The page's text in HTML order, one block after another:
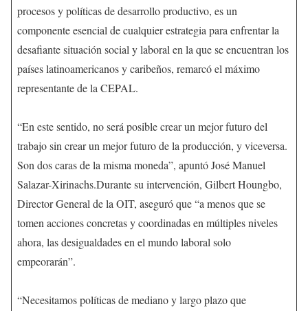
procesos y políticas de desarrollo productivo, es un
componente esencial de cualquier estrategia para enfrentar la
desafiante situación social y laboral en la que se encuentran los
países latinoamericanos y caribeños, remarcó el máximo
representante de la CEPAL.
“En este sentido, no será posible crear un mejor futuro del
trabajo sin crear un mejor futuro de la producción, y viceversa.
Son dos caras de la misma moneda”, apuntó José Manuel
Salazar-Xirinachs.Durante su intervención, Gilbert Houngbo,
Director General de la OIT, aseguró que “a menos que se
tomen acciones concretas y coordinadas en múltiples niveles
ahora, las desigualdades en el mundo laboral solo
empeorarán”.
“Necesitamos políticas de mediano y largo plazo que